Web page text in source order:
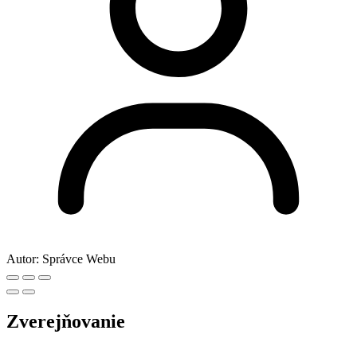
Autor: Správce Webu
Zverejňovanie